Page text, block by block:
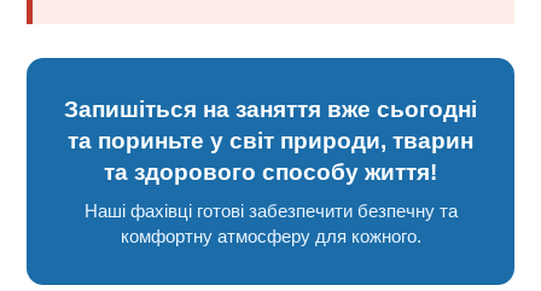
Запишіться на заняття вже сьогодні
та пориньте у світ природи, тварин
та здорового способу життя!
Наші фахівці готові забезпечити безпечну та
комфортну атмосферу для кожного.